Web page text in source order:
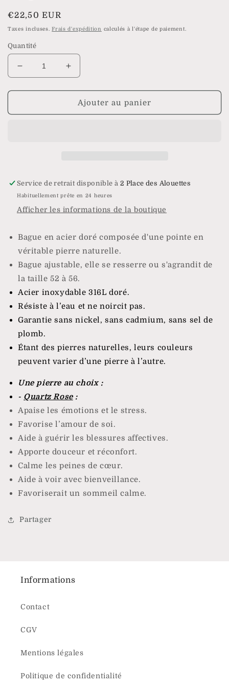
Prix
habituel
€22,50 EUR
Taxes incluses.Frais d'expédition calculés à l'étape de paiement.
Quantité
Réduire
la
quantité
Bague
Augmenter
la
quantité
Bague
Ajouter au panier
Service de retrait disponible à 2 Place des Alouettes
Habituellement prête en 24 heures
Afficher les informations de la boutique
Bague en acier doré composée d'une pointe en
véritable pierre naturelle.
Bague ajustable, elle se resserre ou s'agrandit de
la taille 52 à 56.
Acier inoxydable 316L doré.
Résiste à l’eau et ne noircit pas.
Garantie sans nickel, sans cadmium, sans sel de
plomb.
Étant des pierres naturelles, leurs couleurs
peuvent varier d’une pierre à l’autre.
Une pierre au choix :
- Quartz Rose:
Apaise les émotions et le stress.
Favorise l’amour de soi.
Aide à guérir les blessures affectives.
Apporte douceur et réconfort.
Calme les peines de cœur.
Aide à voir avec bienveillance.
Favoriserait un sommeil calme.
Partager
Informations
Contact
CGV
Mentions légales
Politique de confidentialité